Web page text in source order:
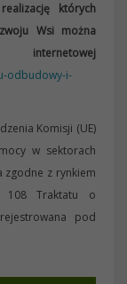
których
Wsi można
odbudowy-i-
Komisji (UE)
w sektorach
zgodne z rynkiem
108 Traktatu o
pod